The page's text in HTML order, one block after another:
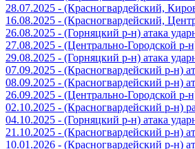
28.07.2025 - (Красногвардейский,
16.08.2025 - (Красногвардейский,
26.08.2025 - (Горняцкий р-н) атака
27.08.2025 - (Центрально-Городской
29.08.2025 - (Горняцкий р-н) атака
07.09.2025 - (Красногвардейский р-
08.09.2025 - (Красногвардейский р-
26.09.2025 - (Центрально-Городской
02.10.2025 - (Красногвардейский р-н)
04.10.2025 - (Горняцкий р-н) атака
21.10.2025 - (Красногвардейский р-
10.01.2026 - (Красногвардейский р-